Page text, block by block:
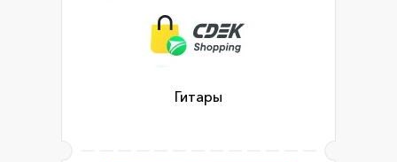
Гитары